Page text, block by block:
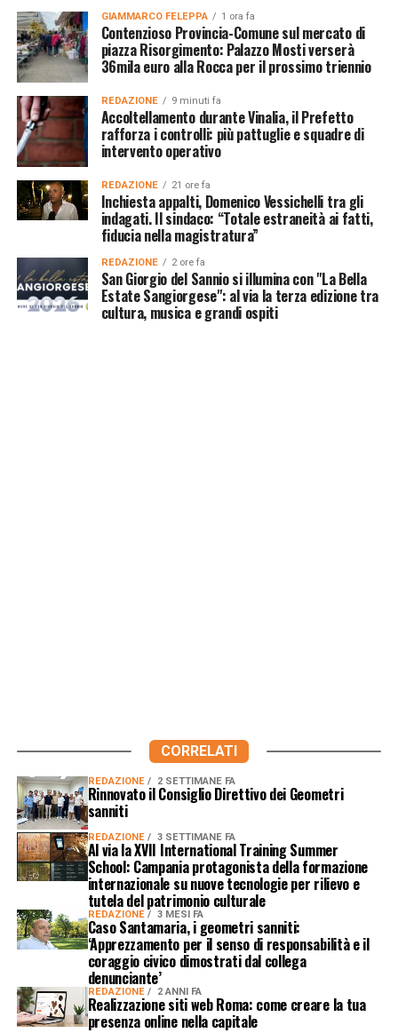
GIAMMARCO FELEPPA 1 ora fa
Contenzioso Provincia-Comune sul mercato di
piazza Risorgimento: Palazzo Mosti verserà
36mila euro alla Rocca per il prossimo triennio
REDAZIONE 9 minuti fa
Accoltellamento durante Vinalia, il Prefetto
rafforza i controlli: più pattuglie e squadre di
intervento operativo
REDAZIONE 21 ore fa
Inchiesta appalti, Domenico Vessichelli tra gli
indagati. Il sindaco: “Totale estraneità ai fatti,
fiducia nella magistratura”
REDAZIONE 2 ore fa
San Giorgio del Sannio si illumina con "La Bella
Estate Sangiorgese": al via la terza edizione tra
cultura, musica e grandi ospiti
CORRELATI
REDAZIONE 2 SETTIMANE FA
Rinnovato il Consiglio Direttivo dei Geometri
sanniti
REDAZIONE 3 SETTIMANE FA
Al via la XVII International Training Summer
School: Campania protagonista della formazione
internazionale su nuove tecnologie per rilievo e
tutela del patrimonio culturale
REDAZIONE 3 MESI FA
Caso Santamaria, i geometri sanniti:
‘Apprezzamento per il senso di responsabilità e il
coraggio civico dimostrati dal collega
denunciante’
REDAZIONE 2 ANNI FA
Realizzazione siti web Roma: come creare la tua
presenza online nella capitale